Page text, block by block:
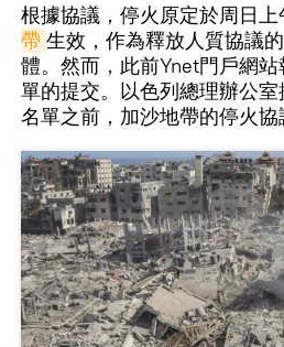
根據協議，停火原定於周日
帶 生效，作為釋放人質協議
體。然而，此前Ynet門戶網
單的提交。以色列總理辦公
名單之前，加沙地帶的停火協